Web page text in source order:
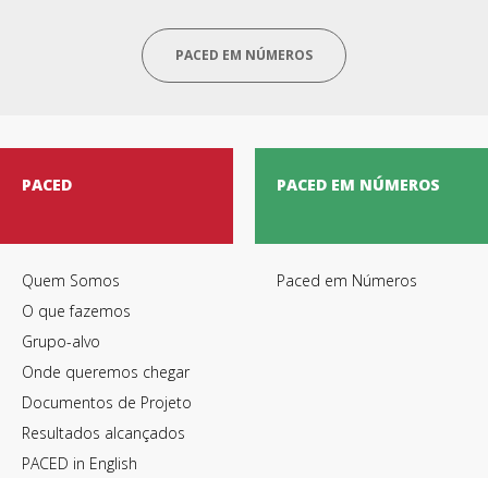
PACED EM NÚMEROS
PACED
Quem Somos
O que fazemos
Grupo-alvo
Onde queremos chegar
Documentos de Projeto
Resultados alcançados
PACED in English
PACED EM NÚMEROS
Paced em Números